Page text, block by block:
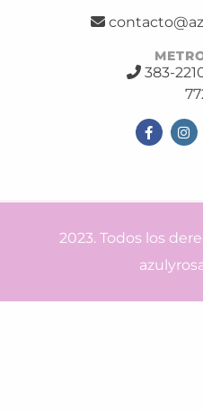
383-
2023. Todos los